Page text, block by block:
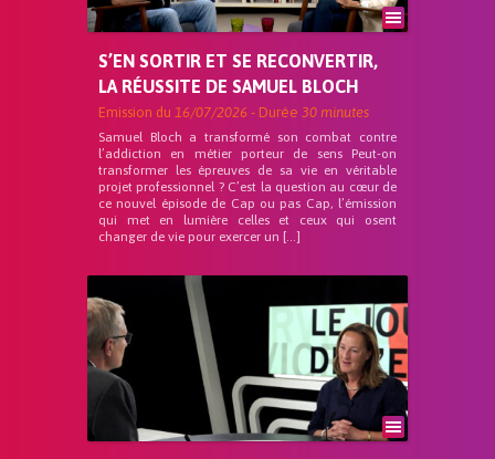
S’EN SORTIR ET SE RECONVERTIR,
LA RÉUSSITE DE SAMUEL BLOCH
Emission du 16/07/2026 - Durée 30 minutes
Samuel Bloch a transformé son combat contre
l’addiction en métier porteur de sens Peut-on
transformer les épreuves de sa vie en véritable
projet professionnel ? C’est la question au cœur de
ce nouvel épisode de Cap ou pas Cap, l’émission
qui met en lumière celles et ceux qui osent
changer de vie pour exercer un […]